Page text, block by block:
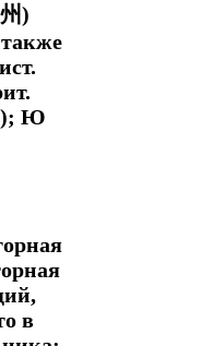
)
ист.
Ю
в